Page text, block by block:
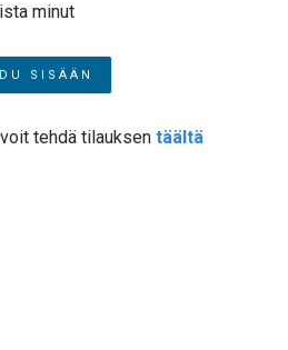
minut
tehdä tilauksen täältä